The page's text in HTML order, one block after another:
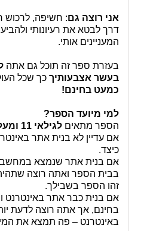
אני רוצה גם: חשיפה, לרכוש
דרך לבטא את רעיונותי
המעניינים אותי.
בעזרת ספר זה תוכל גם אתה
בעשר אצבעותיךכך שכל
כמעט בחינם!
למי מיועד הספר?
הספר מתאים לגילאי 11 ומעלה
אם עדיין לא בנית אתר
כיצד.
אם בנית אתר שנמצא במחשב
בבית הספר ואתה רוצה שתהיה
זהו הספר בשבילך.
אם בנית כבר אתר באינטרנט
בחינם, אך אתה רוצה לדעת
באינטרנט – פה תמצא את